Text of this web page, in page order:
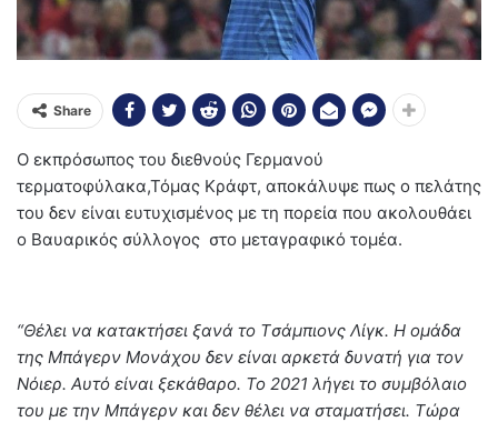
Share
Ο εκπρόσωπος του διεθνούς Γερμανού
τερματοφύλακα,Τόμας Κράφτ, αποκάλυψε πως ο πελάτης
του δεν είναι ευτυχισμένος με τη πορεία που ακολουθάει
ο Βαυαρικός σύλλογος στο μεταγραφικό τομέα.
“Θέλει να κατακτήσει ξανά το Tσάμπιονς Λίγκ. Η ομάδα
της Μπάγερν Μονάχου δεν είναι αρκετά δυνατή για τον
Νόιερ. Αυτό είναι ξεκάθαρο. Το 2021 λήγει το συμβόλαιο
του με την Μπάγερν και δεν θέλει να σταματήσει. Τώρα